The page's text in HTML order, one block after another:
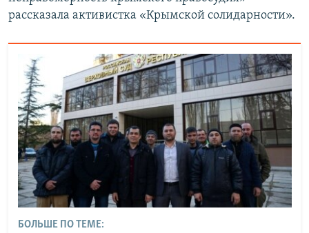
рассказала активистка «Крымской солидарности».
БОЛЬШЕ ПО ТЕМЕ: